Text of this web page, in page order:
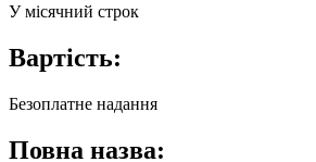
У місячний строк
Вартість:
Безоплатне надання
Повна назва: